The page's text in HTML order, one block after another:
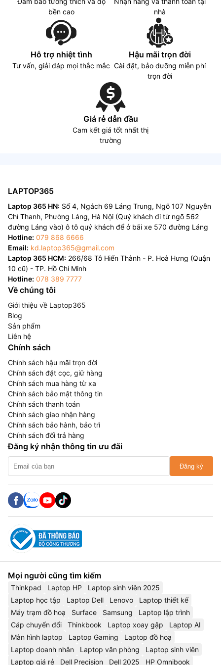
bền cao
nhà
Hỗ trợ nhiệt tình
Tư vấn, giải đáp mọi thắc mắc
Hậu mãi trọn đời
Cài đặt, bảo dưỡng miễn phí
trọn đời
Giá rẻ dẫn đầu
Cam kết giá tốt nhất thị
trường
LAPTOP365
Laptop 365 HN: Số 4, Ngách 69 Láng Trung, Ngõ 107 Nguyễn
Chí Thanh, Phường Láng, Hà Nội (Quý khách đi từ ngõ 562
đường Láng vào) ô tô quý khách để ở bãi xe 570 đường Láng
Hotline: 079 868 6666
Email: kd.laptop365@gmail.com
Laptop 365 HCM: 266/68 Tô Hiến Thành - P. Hoà Hưng (Quận
10 cũ) - TP. Hồ Chí Minh
Hotline: 078 389 7777
Về chúng tôi
Giới thiệu về Laptop365
Blog
Sản phẩm
Liên hệ
Chính sách
Chính sách hậu mãi trọn đời
Chính sách đặt cọc, giữ hàng
Chính sách mua hàng từ xa
Chính sách bảo mật thông tin
Chính sách thanh toán
Chính sách giao nhận hàng
Chính sách bảo hành, bảo trì
Chính sách đổi trả hàng
Đăng ký nhận thông tin ưu đãi
Đăng ký
Mọi người cũng tìm kiếm
Thinkpad Laptop HP
Laptop sinh viên 2025
Laptop học tập
Laptop Dell Lenovo
Laptop thiết kế
Máy trạm đồ hoạ
Surface Samsung
Laptop lập trình
Cáp chuyển đổi
Thinkbook Laptop xoay gập
Laptop AI
Màn hình laptop
Laptop Gaming
Laptop đồ hoạ
Laptop doanh nhân
Laptop văn phòng
Laptop sinh viên
Laptop giá rẻ
Dell Precision Dell 2025 HP Omnibook